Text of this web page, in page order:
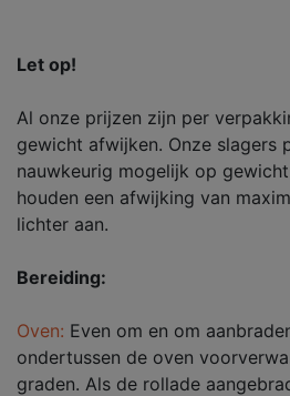
Let op!
Al onze prijzen zijn per
gewicht afwijken. Onze slagers
nauwkeurig mogelijk op
houden een afwijking van
lichter aan.
Bereiding:
Oven: Even om en om
ondertussen de oven
graden. Als de rollade